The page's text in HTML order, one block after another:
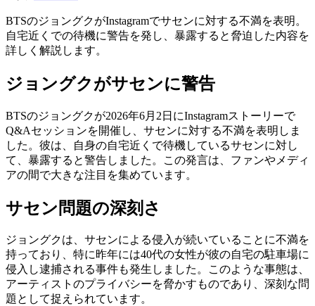
BTSのジョングクがInstagramでサセンに対する不満を表明。
自宅近くでの待機に警告を発し、暴露すると脅迫した内容を
詳しく解説します。
ジョングクがサセンに警告
BTSのジョングクが2026年6月2日にInstagramストーリーで
Q&Aセッションを開催し、サセンに対する不満を表明しま
した。彼は、自身の自宅近くで待機しているサセンに対し
て、暴露すると警告しました。この発言は、ファンやメディ
アの間で大きな注目を集めています。
サセン問題の深刻さ
ジョングクは、サセンによる侵入が続いていることに不満を
持っており、特に昨年には40代の女性が彼の自宅の駐車場に
侵入し逮捕される事件も発生しました。このような事態は、
アーティストのプライバシーを脅かすものであり、深刻な問
題として捉えられています。